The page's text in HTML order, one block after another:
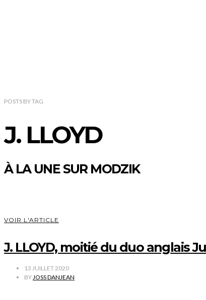
POSTS BYTAG
J. LLOYD
À LA UNE SUR MODZIK
VOIR L'ARTICLE
J. LLOYD, moitié du duo anglais
13 JUILLET 2020
BY JOSS DANJEAN